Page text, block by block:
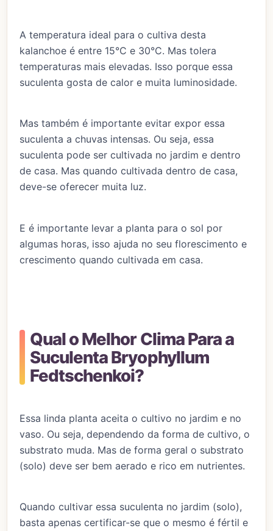
A temperatura ideal para o cultiva desta
kalanchoe é entre 15°C e 30°C. Mas tolera
temperaturas mais elevadas. Isso porque essa
suculenta gosta de calor e muita luminosidade.
Mas também é importante evitar expor essa
suculenta a chuvas intensas. Ou seja, essa
suculenta pode ser cultivada no jardim e dentro
de casa. Mas quando cultivada dentro de casa,
deve-se oferecer muita luz.
E é importante levar a planta para o sol por
algumas horas, isso ajuda no seu florescimento e
crescimento quando cultivada em casa.
Qual o Melhor Clima Para a
Suculenta Bryophyllum
Fedtschenkoi?
Essa linda planta aceita o cultivo no jardim e no
vaso. Ou seja, dependendo da forma de cultivo, o
substrato muda. Mas de forma geral o substrato
(solo) deve ser bem aerado e rico em nutrientes.
Quando cultivar essa suculenta no jardim (solo),
basta apenas certificar-se que o mesmo é fértil e